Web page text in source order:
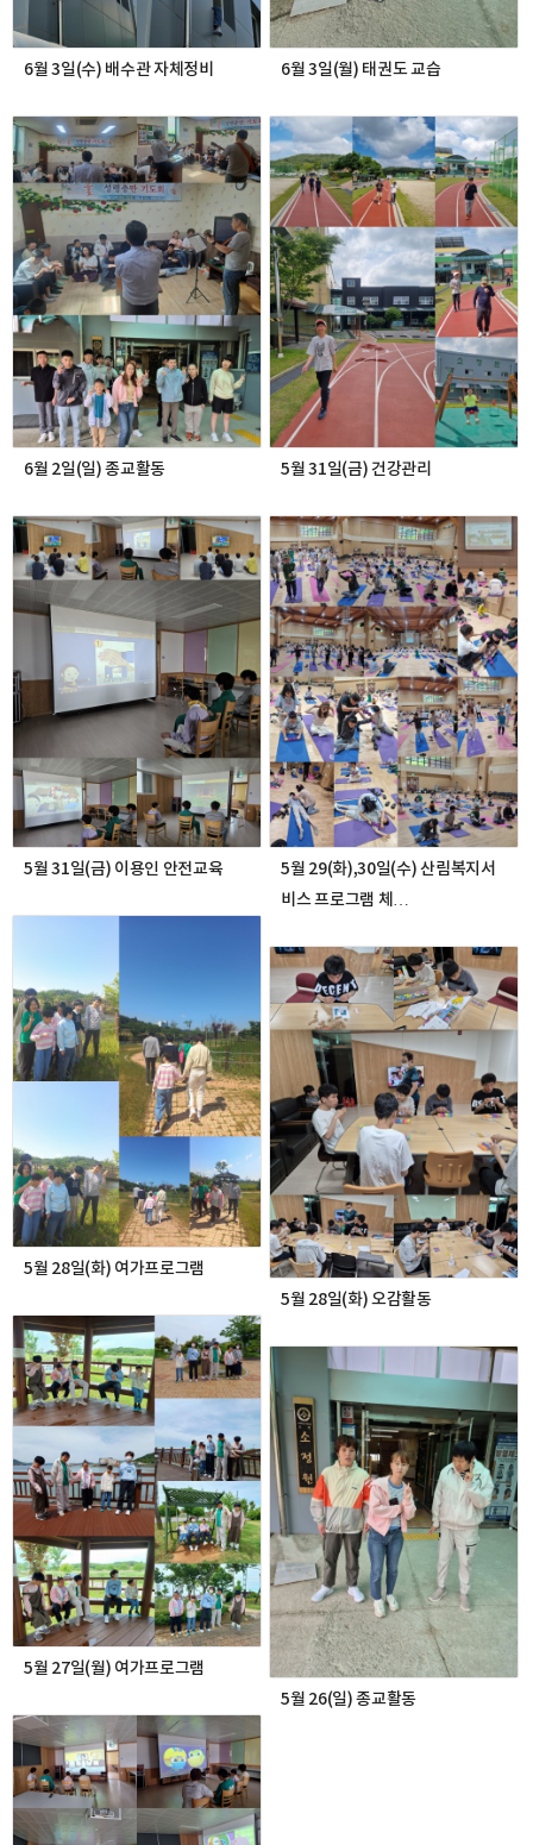
6월 3일(수) 배수관 자체정비 6월 3일(월) 태권도 교습
6월 2일(일) 종교활동 5월 31일(금) 건강관리
5월 31일(금) 이용인 안전교육
5월 29(화),30일(수) 산림복지서
비스 프로그램 체…
5월 28일(화) 여가프로그램
5월 28일(화) 오감활동
5월 27일(월) 여가프로그램
5월 26(일) 종교활동